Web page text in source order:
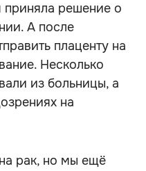
приняла решение о
А после
плаценту на
Несколько
из больницы, а
на
рак, но мы ещё